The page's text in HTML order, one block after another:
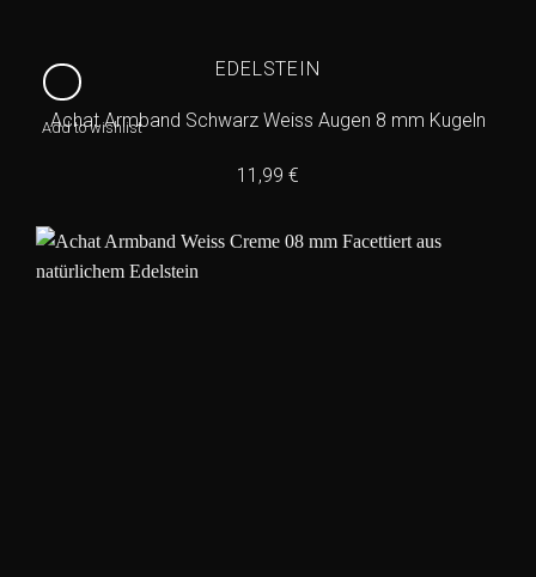
Add to wishlist
EDELSTEIN
Achat Armband Schwarz Weiss Augen 8 mm Kugeln
11,99 €